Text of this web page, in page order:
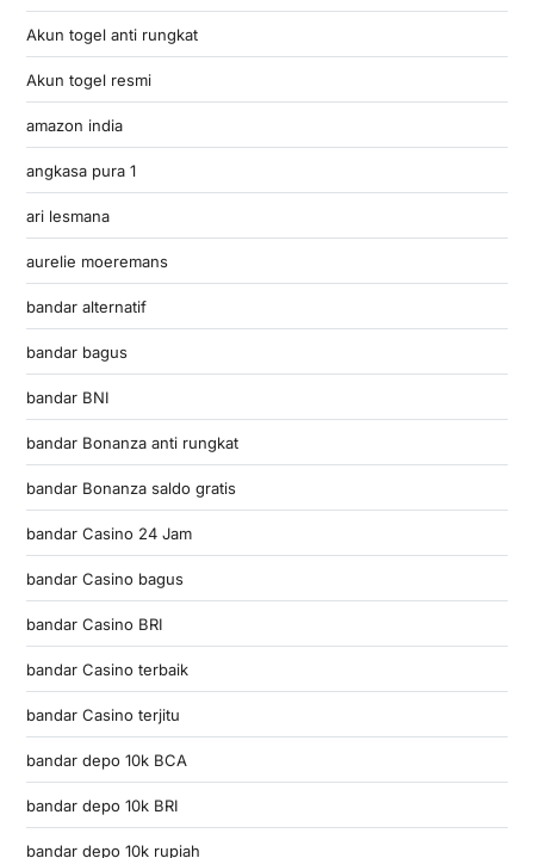
Akun togel anti rungkat
Akun togel resmi
amazon india
angkasa pura 1
ari lesmana
aurelie moeremans
bandar alternatif
bandar bagus
bandar BNI
bandar Bonanza anti rungkat
bandar Bonanza saldo gratis
bandar Casino 24 Jam
bandar Casino bagus
bandar Casino BRI
bandar Casino terbaik
bandar Casino terjitu
bandar depo 10k BCA
bandar depo 10k BRI
bandar depo 10k rupiah